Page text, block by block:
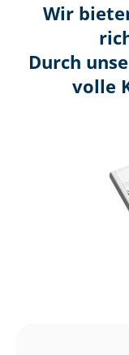
Wir
Durch
volle